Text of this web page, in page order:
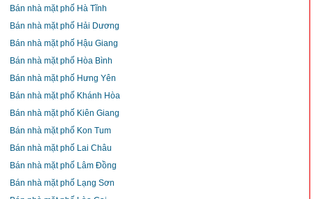
Bán nhà mặt phố Hà Tĩnh
Bán nhà mặt phố Hải Dương
Bán nhà mặt phố Hậu Giang
Bán nhà mặt phố Hòa Bình
Bán nhà mặt phố Hưng Yên
Bán nhà mặt phố Khánh Hòa
Bán nhà mặt phố Kiên Giang
Bán nhà mặt phố Kon Tum
Bán nhà mặt phố Lai Châu
Bán nhà mặt phố Lâm Đồng
Bán nhà mặt phố Lạng Sơn